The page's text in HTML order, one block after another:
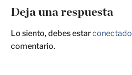
Deja una respuesta
Lo siento, debes estarconectado
comentario.